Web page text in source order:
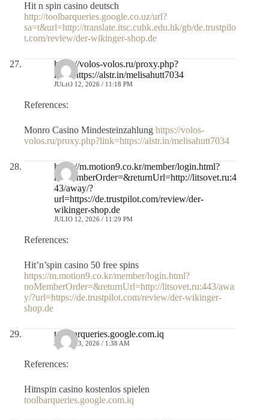
Hit n spin casino deutsch
http://toolbarqueries.google.co.uz/url?
sa=t&url=http://translate.itsc.cuhk.edu.hk/gb/de.trustpilo
t.com/review/der-wikinger-shop.de
https://volos-volos.ru/proxy.php?
link=https://alstr.in/melisahutt7034
JULIO 12, 2026 / 11:18 PM
References:
Monro Casino Mindesteinzahlung https://volos-
volos.ru/proxy.php?link=https://alstr.in/melisahutt7034
https://m.motion9.co.kr/member/login.html?
noMemberOrder=&returnUrl=http://litsovet.ru:4
43/away/?
url=https://de.trustpilot.com/review/der-
wikinger-shop.de
JULIO 12, 2026 / 11:29 PM
References:
Hit’n’spin casino 50 free spins
https://m.motion9.co.kr/member/login.html?
noMemberOrder=&returnUrl=http://litsovet.ru:443/awa
y/?url=https://de.trustpilot.com/review/der-wikinger-
shop.de
toolbarqueries.google.com.iq
JULIO 13, 2026 / 1:38 AM
References:
Hitnspin casino kostenlos spielen
toolbarqueries.google.com.iq